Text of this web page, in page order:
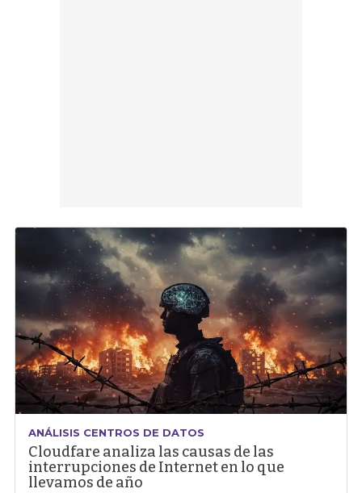
ANÁLISIS CENTROS DE DATOS
Cloudfare analiza las causas de las
interrupciones de Internet en lo que
llevamos de año